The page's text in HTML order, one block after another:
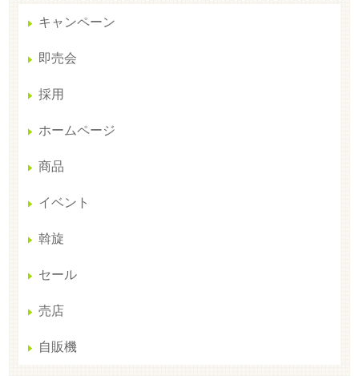
キャンペーン
即売会
採用
ホームページ
商品
イベント
斡旋
セール
売店
自販機